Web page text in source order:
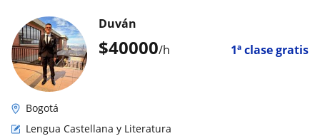
$40000/h 1ª clase gratis
Duván
Bogotá
Lengua Castellana y Literatura